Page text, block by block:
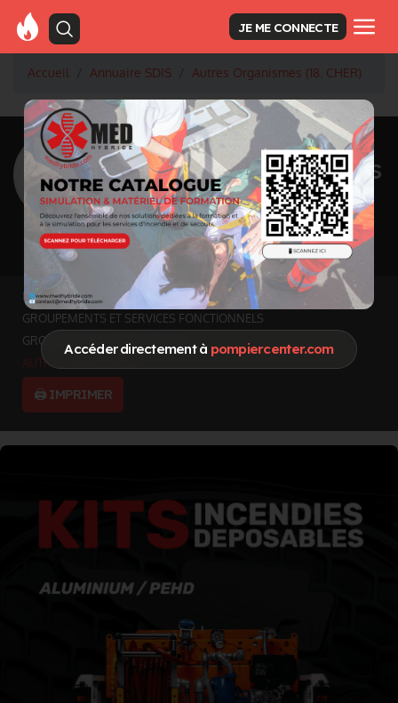
Accéder directement à pompiercenter.com
JE ME CONNECTE
Accueil Annuaire SDIS Autres Organismes (18. CHER)
<Retour à la liste des SDIS
SDIS Cher à Bourges
(18)
DépartementCHER
7235 km² - 300933 habitants
Informations mises à jour le 24 juil. 2026
INFOS GÉNÉRALES
GROUPEMENTS ET SERVICES FONCTIONNELS
GROUPEMENTS TERRITORIAUX
AUTRES ORGANISMES
🖨️ IMPRIMER